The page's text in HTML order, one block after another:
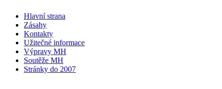
Hlavní strana
Zásahy
Kontakty
Užitečné informace
Výpravy MH
Soutěže MH
Stránky do 2007